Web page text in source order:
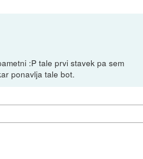
:P tale prvi stavek pa sem
ponavlja tale bot.